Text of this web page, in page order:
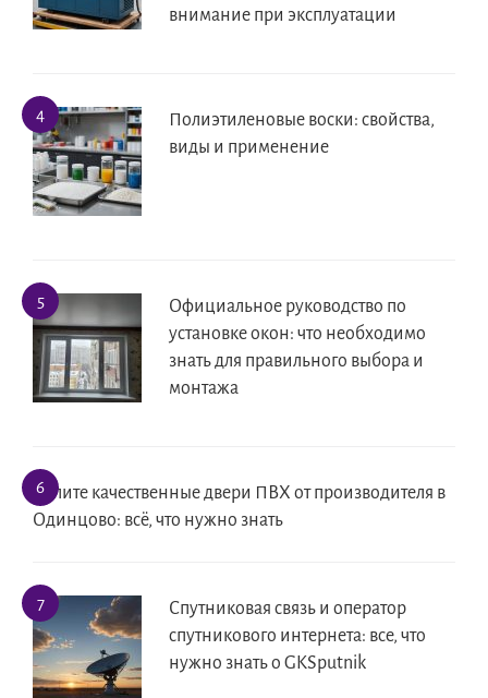
внимание при эксплуатации
Полиэтиленовые воски: свойства,
виды и применение
Официальное руководство по
установке окон: что необходимо
знать для правильного выбора и
монтажа
Купите качественные двери ПВХ от производителя в
Одинцово: всё, что нужно знать
Спутниковая связь и оператор
спутникового интернета: все, что
нужно знать о GKSputnik